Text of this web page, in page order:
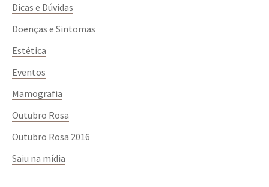
Dicas e Dúvidas
Doenças e Sintomas
Estética
Eventos
Mamografia
Outubro Rosa
Outubro Rosa 2016
Saiu na mídia